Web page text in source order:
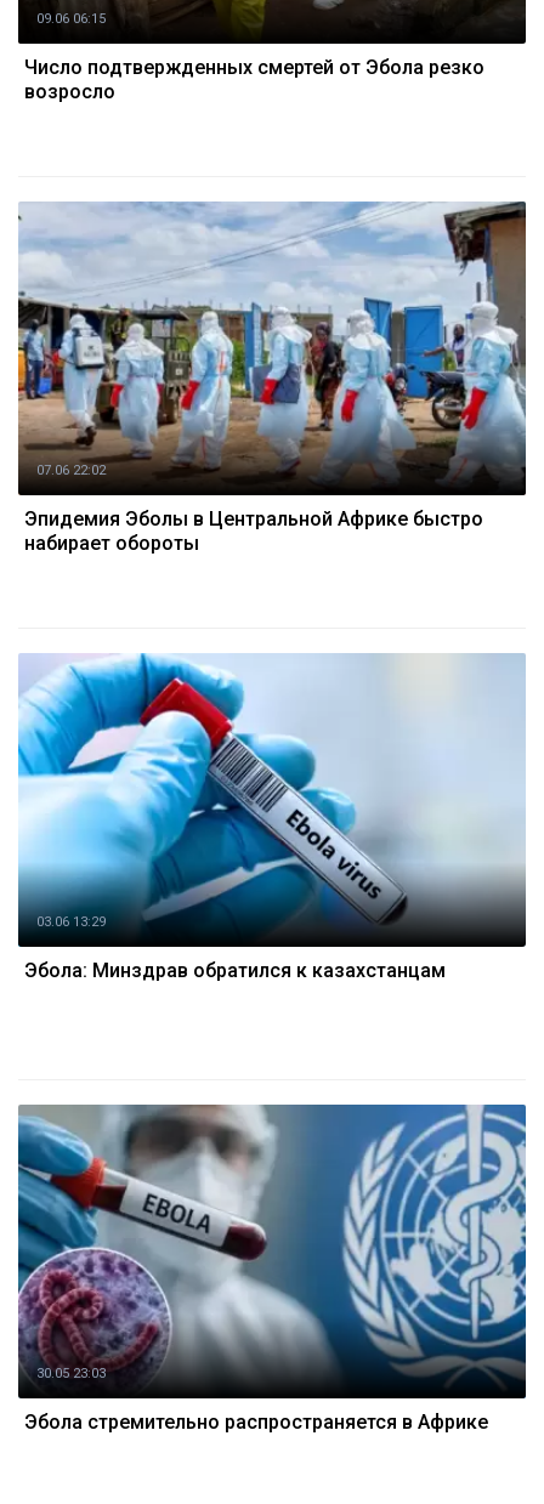
09.06 06:15
Число подтвержденных смертей от Эбола резко
возросло
07.06 22:02
Эпидемия Эболы в Центральной Африке быстро
набирает обороты
03.06 13:29
Эбола: Минздрав обратился к казахстанцам
30.05 23:03
Эбола стремительно распространяется в Африке